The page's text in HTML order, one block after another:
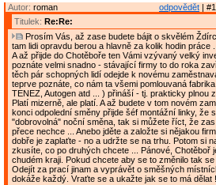
odpovědět |
Autor: roman
Titulek: Re:Re:
Prosím Vás, až zase budete bájit o skvělém
tam lidi opravdu berou a hlavně za kolik hodin práce
A až přijde do Chotěboře ten Vámi vzývaný velký
poznáte velmi snadno - stávající firmy to do roka
těch pár schopných lidí odejde k novému
teprve poznáte, co nám ta všemi pomlouvaná
TENEZ, Autogen atd ... ) přináší - tj. prakticky plnou
Platí mizerně, ale platí. A až budete v tom novém
konci odpolední směny přijde šéf montážní linky, že
"dobrovolná" noční směna, tak si můžete říct, že
přece nechce ... Anebo jděte a založte si nějakou
dobře je zaplaťte - no a udržte se na trhu. Potom si
zkusíte, co po druhých chcete ... Pánové, Chotěboř
chudém kraji. Pokud chcete aby se to změnilo tak
Odejít za prací jinam a vyprávět o směšných
dokáže každý. Vraťte se a ukažte jak se to má dělat !